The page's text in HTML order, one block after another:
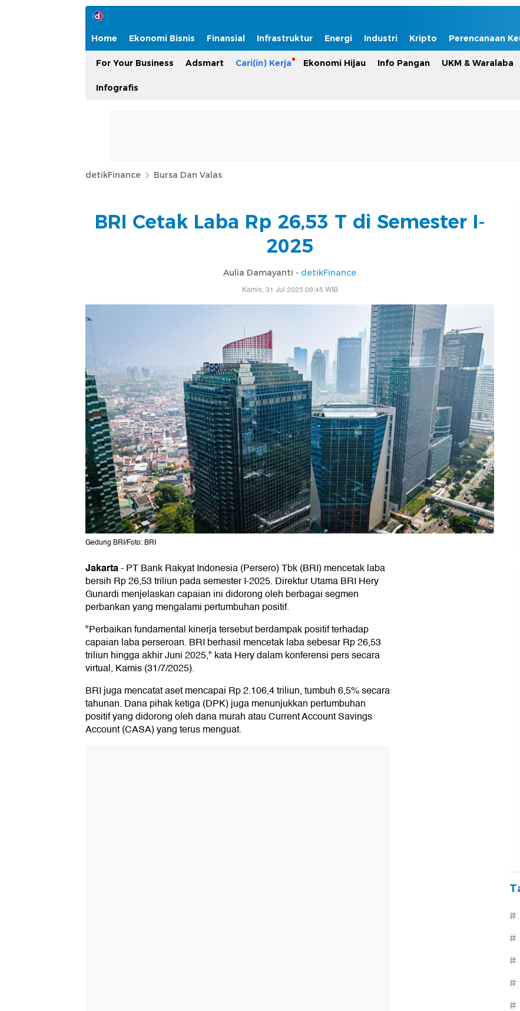
Home Ekonomi Bisnis Finansial Infrastruktur Energi Industri Kripto Perencanaan
For Your Business Adsmart Cari(in) Kerja Ekonomi Hijau Info Pangan UKM & Waralaba
Infografis
detikFinance Bursa Dan Valas
BRI Cetak Laba Rp 26,53 T di Semester I-
2025
Aulia Damayanti - detikFinance
Kamis, 31 Jul 2025 09:45 WIB
Gedung BRI/Foto: BRI
Jakarta-PT Bank Rakyat Indonesia (Persero) Tbk (BRI) mencetak laba
bersih Rp 26,53 triliun pada semester I-2025. Direktur Utama BRI Hery
Gunardi menjelaskan capaian ini didorong oleh berbagai segmen
perbankan yang mengalami pertumbuhan positif.
"Perbaikan fundamental kinerja tersebut berdampak positif terhadap
capaian laba perseroan. BRI berhasil mencetak laba sebesar Rp 26,53
triliun hingga akhir Juni 2025," kata Hery dalam konferensi pers secara
virtual, Kamis (31/7/2025).
BRI juga mencatat aset mencapai Rp 2.106,4 triliun, tumbuh 6,5% secara
tahunan. Dana pihak ketiga (DPK) juga menunjukkan pertumbuhan
positif yang didorong oleh dana murah atau Current Account Savings
Account (CASA) yang terus menguat.
#
#
#
#
#